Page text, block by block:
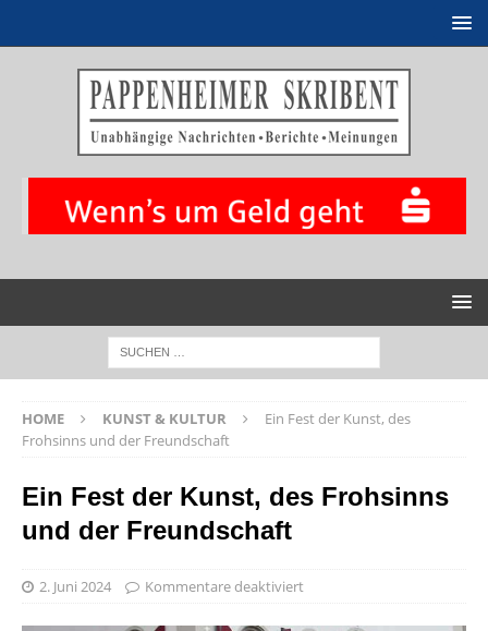
HOME KUNST & KULTUR
Ein Fest der Kunst, des
Frohsinns und der Freundschaft
Ein Fest der Kunst, des Frohsinns
und der Freundschaft
2. Juni 2024 Kommentare deaktiviert